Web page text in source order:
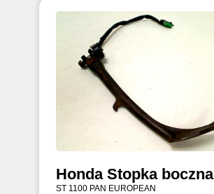
Honda Stopka boczna
ST 1100 PAN EUROPEAN